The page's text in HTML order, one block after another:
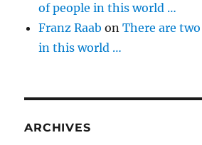
of people in this world …
Franz Raab onThere are
in this world …
ARCHIVES